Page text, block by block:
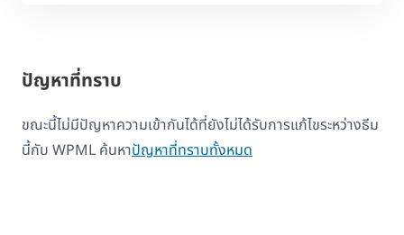
ปัญหาที่ทราบ
ขณะนี้ไม่มีปัญหาความเข้ากันได้ที่ยังไม่ได้รับการแก้ไขระหว่างธีม
นี้กับ WPML ค้นหาปัญหาที่ทราบทั้งหมด